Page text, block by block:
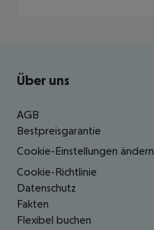
Footer navigation
Über uns
AGB
Bestpreisgarantie
Cookie-Einstellungen ändern
Cookie-Richtlinie
Datenschutz
Fakten
Flexibel buchen